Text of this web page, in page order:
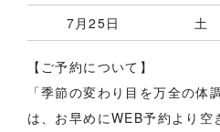
7月25日
土
【ご予約について】
「季節の変わり目を万全の体
は、お早めにWEB予約より空